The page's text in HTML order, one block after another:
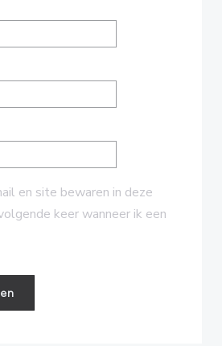
en site bewaren in deze
keer wanneer ik een